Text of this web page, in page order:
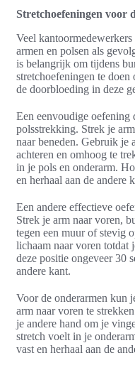
Stretchoefeningen voor
Veel
armen en polsen als
is belangrijk om tijdens
stretchoefeningen te doen
de doorbloeding in deze
Een eenvoudige oefening
polsstrekking. Strek je
naar beneden. Gebruik je
achteren en omhoog te
in je pols en onderarm.
en herhaal aan de andere
Een andere effectieve
Strek je arm naar voren,
tegen een muur of stevig
lichaam naar voren totdat
deze positie ongeveer 30
andere kant.
Voor de onderarmen kun
arm naar voren te
je andere hand om je
stretch voelt in je
vast en herhaal aan de